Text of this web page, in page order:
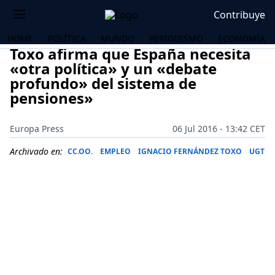
Contribuye
HOME POLÍTICA MUNDO PERIODISMO ECONOMÍA
Toxo afirma que España necesita
«otra política» y un «debate
profundo» del sistema de
pensiones»
Europa Press
06 Jul 2016 - 13:42 CET
Archivado en: CC.OO. EMPLEO IGNACIO FERNÁNDEZ TOXO UGT